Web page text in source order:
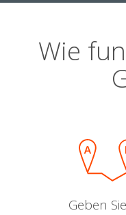
Wie
Geben